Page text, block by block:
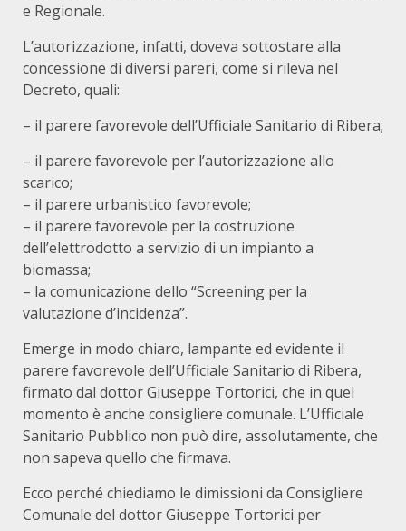
e Regionale.
L’autorizzazione, infatti, doveva sottostare alla
concessione di diversi pareri, come si rileva nel
Decreto, quali:
– il parere favorevole dell’Ufficiale Sanitario di Ribera;
– il parere favorevole per l’autorizzazione allo
scarico;
– il parere urbanistico favorevole;
– il parere favorevole per la costruzione
dell’elettrodotto a servizio di un impianto a
biomassa;
– la comunicazione dello “Screening per la
valutazione d’incidenza”.
Emerge in modo chiaro, lampante ed evidente il
parere favorevole dell’Ufficiale Sanitario di Ribera,
firmato dal dottor Giuseppe Tortorici, che in quel
momento è anche consigliere comunale. L’Ufficiale
Sanitario Pubblico non può dire, assolutamente, che
non sapeva quello che firmava.
Ecco perché chiediamo le dimissioni da Consigliere
Comunale del dottor Giuseppe Tortorici per